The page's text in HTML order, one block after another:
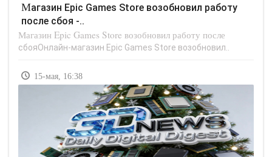
Магазин Epic Games Store возобновил работу
после сбоя -..
Магазин Epic Games Store возобновил работу после
сбояОнлайн-магазин Epic Games Store возобновил..
15-мая, 16:38